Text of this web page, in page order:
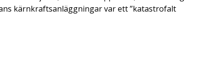
kärnkraftsanläggningar var ett ”katastrofalt